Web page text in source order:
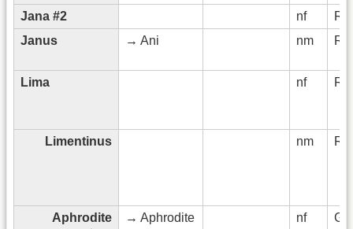
Jana #2 nf
Janus
→ Ani nm
Lima nf
Limentinus nm
Aphrodite
→ Aphrodite
nf